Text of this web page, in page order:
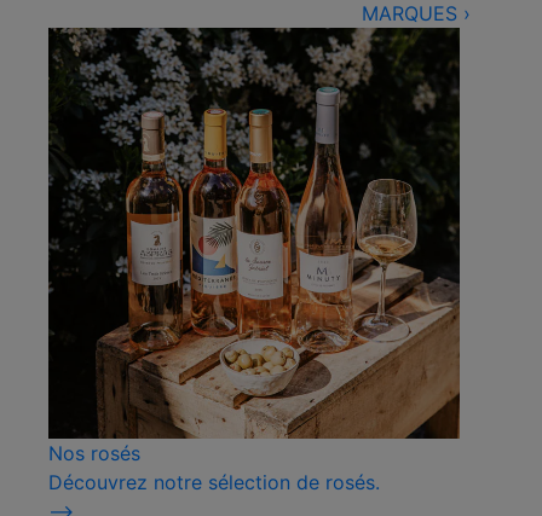
MARQUES ›
Nos rosés
Découvrez notre sélection de rosés.
⟶